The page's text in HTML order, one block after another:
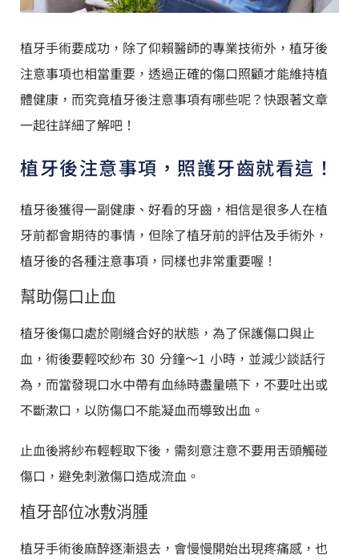
植牙手術要成功，除了仰賴醫師的專業技術外，植牙後
注意事項也相當重要，透過正確的傷口照顧才能維持植
體健康，而究竟植牙後注意事項有哪些呢？快跟著文章
一起往詳細了解吧！
植牙後注意事項，照護牙齒就看這！​
植牙後獲得一副健康、好看的牙齒，相信是很多人在植
牙前都會期待的事情，但除了植牙前的評估及手術外，
植牙後的各種注意事項，同樣也非常重要喔！
幫助傷口止血
植牙後傷口處於剛縫合好的狀態，為了保護傷口與止
血，術後要輕咬紗布 30 分鐘～1 小時，並減少談話行
為，而當發現口水中帶有血絲時盡量嚥下，不要吐出或
不斷漱口，以防傷口不能凝血而導致出血。
止血後將紗布輕輕取下後，需刻意注意不要用舌頭觸碰
傷口，避免刺激傷口造成流血。
植牙部位冰敷消腫
植牙手術後麻醉逐漸退去，會慢慢開始出現疼痛感，也